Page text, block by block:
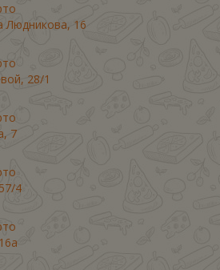
Людникова, 16
28/1
7
4